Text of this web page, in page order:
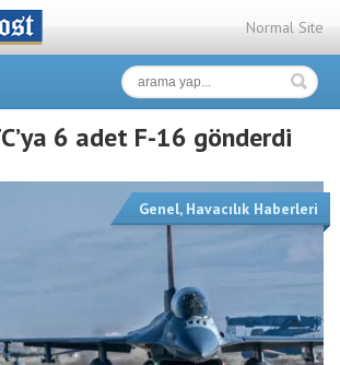
Normal Site
6 adet F-16 gönderdi
Genel, Havacılık Haberleri